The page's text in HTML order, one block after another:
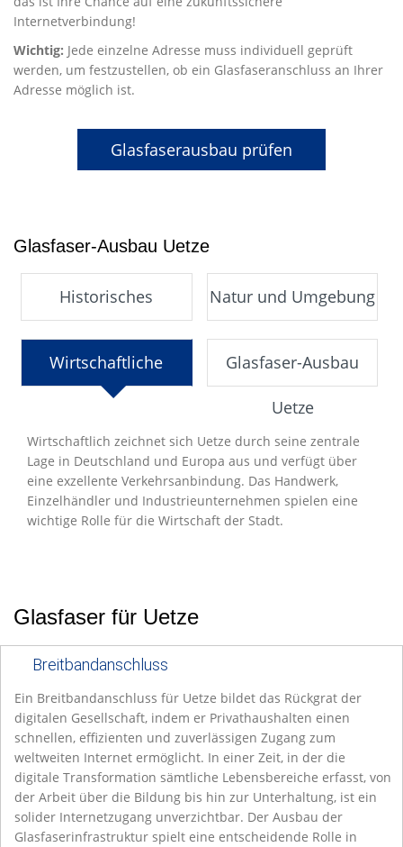
Internetverbindung!
Wichtig: Jede einzelne Adresse muss individuell geprüft
werden, um festzustellen, ob ein Glasfaseranschluss an Ihrer
Adresse möglich ist.
Glasfaserausbau prüfen
Glasfaser-Ausbau Uetze
Historisches Natur und Umgebung
Wirtschaftliche Glasfaser-Ausbau
Uetze
Wirtschaftlich zeichnet sich Uetze durch seine zentrale
Lage in Deutschland und Europa aus und verfügt über
eine exzellente Verkehrsanbindung. Das Handwerk,
Einzelhändler und Industrieunternehmen spielen eine
wichtige Rolle für die Wirtschaft der Stadt.
Glasfaser für Uetze
Breitbandanschluss
Ein Breitbandanschluss für Uetze bildet das Rückgrat der
digitalen Gesellschaft, indem er Privathaushalten einen
schnellen, effizienten und zuverlässigen Zugang zum
weltweiten Internet ermöglicht. In einer Zeit, in der die
digitale Transformation sämtliche Lebensbereiche erfasst, von
der Arbeit über die Bildung bis hin zur Unterhaltung, ist ein
solider Internetzugang unverzichtbar. Der Ausbau der
Glasfaserinfrastruktur spielt eine entscheidende Rolle in